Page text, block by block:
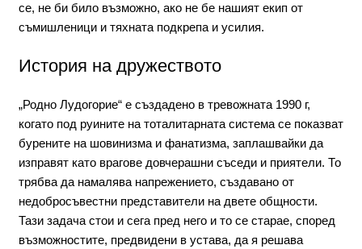
се, не би било възможно, ако не бе нашият екип от
съмишленици и тяхната подкрепа и усилия.
История на дружеството
„Родно Лудогорие“ е създадено в тревожната 1990 г,
когато под руините на тоталитарната система се показват
бурените на шовинизма и фанатизма, заплашвайки да
изправят като врагове довчерашни съседи и приятели. То
трябва да намалява напрежението, създавано от
недобросъвестни представители на двете общности.
Тази задача стои и сега пред него и то се старае, според
възможностите, предвидени в устава, да я решава